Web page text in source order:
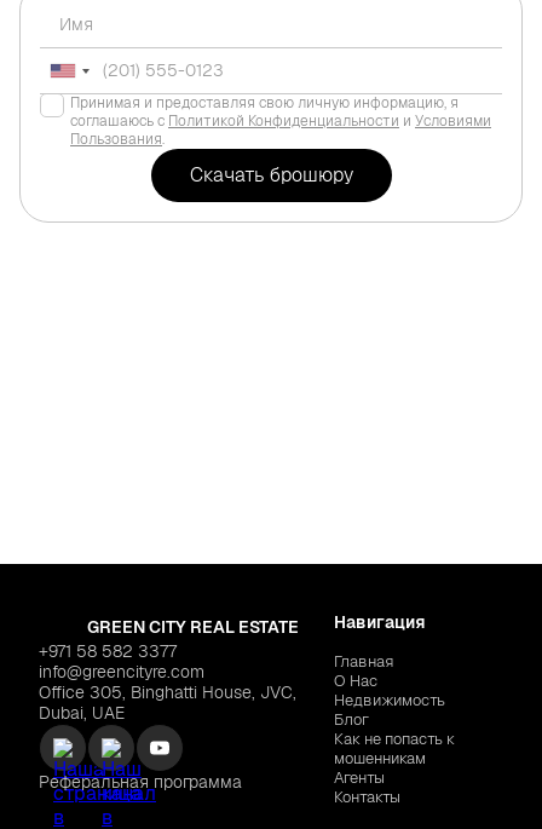
Принимая и предоставляя свою личную информацию, я
соглашаюсь с Политикой Конфиденциальности и Условиями
Пользования.
GREEN CITY REAL ESTATE
+971 58 582 3377
info@greencityre.com
Office 305, Binghatti House, JVC,
Dubai, UAE
Реферальная программа
Навигация
Главная
О Нас
Недвижимость
Блог
Как не попасть к
мошенникам
Агенты
Контакты